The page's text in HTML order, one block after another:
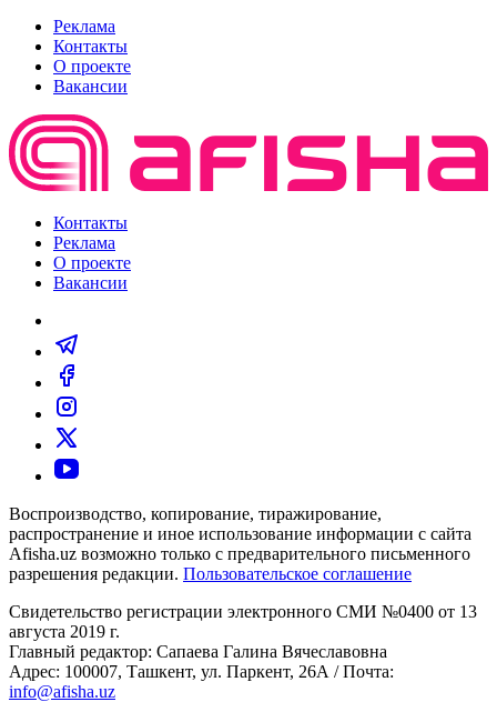
Реклама
Контакты
О проекте
Вакансии
Контакты
Реклама
О проекте
Вакансии
Воспроизводство, копирование, тиражирование,
распространение и иное использование информации с сайта
Afisha.uz возможно только с предварительного письменного
разрешения редакции. Пользовательское соглашение
Свидетельство регистрации электронного СМИ №0400 от 13
августа 2019 г.
Главный редактор: Сапаева Галина Вячеславовна
Адрес: 100007, Ташкент, ул. Паркент, 26А / Почта:
info@afisha.uz